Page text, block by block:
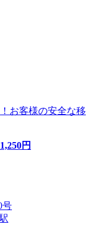
お客様の安全な移
1,250円
号